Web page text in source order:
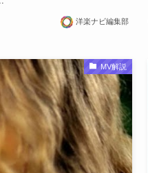
洋楽ナビ編集部
MV解説